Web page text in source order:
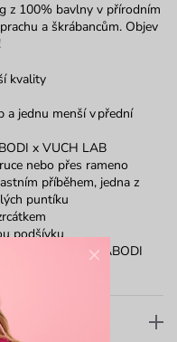
z 100% bavlny v přírodním
a škrábancům. Objev
kvality
a jednu menší v přední
x VUCH LAB
nebo přes rameno
příběhem, jedna z
puntíku
podšívku
módní značkou
ABODI
×